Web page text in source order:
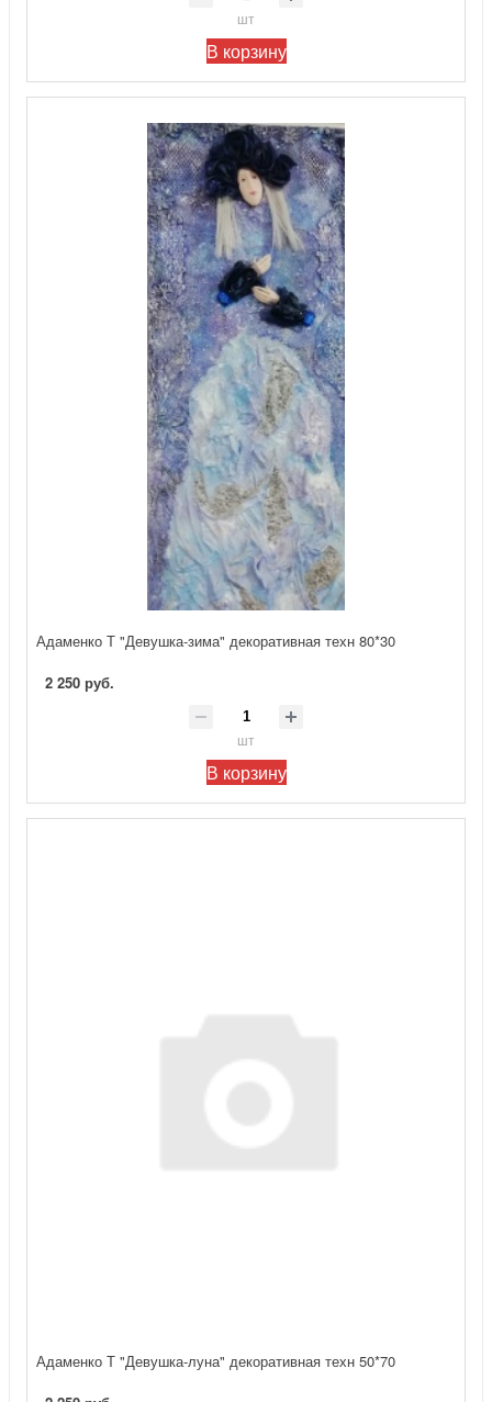
шт
В корзину
Адаменко Т "Девушка-зима" декоративная техн 80*30
2 250 руб.
шт
В корзину
Адаменко Т "Девушка-луна" декоративная техн 50*70